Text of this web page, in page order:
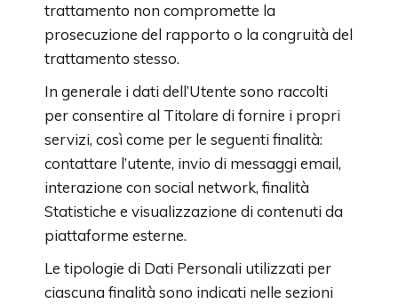
trattamento non compromette la
prosecuzione del rapporto o la congruità del
trattamento stesso.
In generale i dati dell’Utente sono raccolti
per consentire al Titolare di fornire i propri
servizi, così come per le seguenti finalità:
contattare l’utente, invio di messaggi email,
interazione con social network, finalità
Statistiche e visualizzazione di contenuti da
piattaforme esterne.
Le tipologie di Dati Personali utilizzati per
ciascuna finalità sono indicati nelle sezioni